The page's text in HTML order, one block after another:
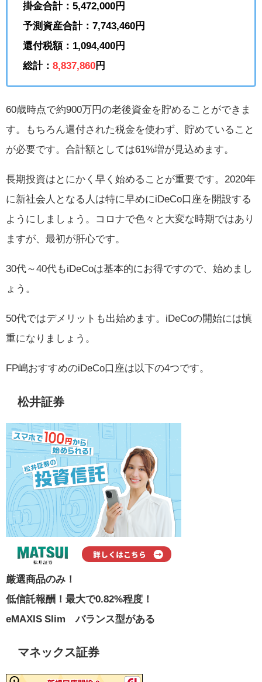
掛金合計：5,472,000円
予測資産合計：7,743,460円
還付税額：1,094,400円
総計： 8,837,860円
60歳時点で約900万円の老後資金を貯めることができま
す。もちろん還付された税金を使わず、貯めていること
が必要です。合計額としては61%増が見込めます。
長期投資はとにかく早く始めることが重要です。2020年
に新社会人となる人は特に早めにiDeCo口座を開設する
ようにしましょう。コロナで色々と大変な時期ではあり
ますが、最初が肝心です。
30代～40代もiDeCoは基本的にお得ですので、始めまし
ょう。
50代ではデメリットも出始めます。iDeCoの開始には慎
重になりましょう。
FP嶋おすすめのiDeCo口座は以下の4つです。
松井証券
厳選商品のみ！
低信託報酬！最大で0.82%程度！
eMAXIS Slim バランス型がある
マネックス証券